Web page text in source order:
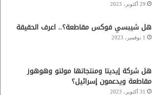
29 أكتوبر، 2023
هل شيبسي فوكس مقاطعة؟.. اعرف الحقيقة
1 نوفمبر، 2023
هل شركة إيديتا ومنتجاتها مولتو وهوهوز
مقاطعة ويدعمون إسرائيل؟
31 أكتوبر، 2023